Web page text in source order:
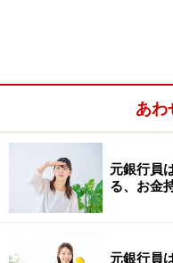
あわ
元銀行員
る、お金
元銀行員